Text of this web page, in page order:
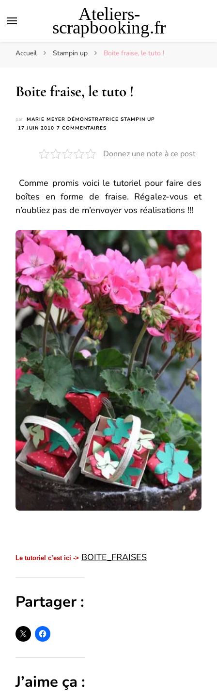
Ateliers-
scrapbooking.fr
Accueil Stampin up Boite fraise, le tuto !
Boite fraise, le tuto !
par
MARIE MEYER DÉMONSTRATRICE STAMPIN UP
17 JUIN 2010 7 COMMENTAIRES
LE
Donnez une note à ce post
Comme promis voici le tutoriel pour faire des
boîtes en forme de fraise. Régalez-vous et
n’oubliez pas de m’envoyer vos réalisations !!!
Le tutoriel c’est ici -> BOITE_FRAISES
Partager :
J’aime ça :